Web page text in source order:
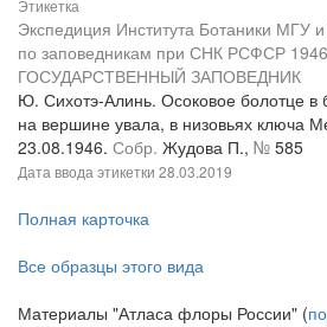
Этикетка
Экспедиция Института Ботаники МГУ
по заповедникам при СНК РСФСР
ГОСУДАРСТВЕННЫЙ ЗАПОВЕДНИК
Ю. Сихотэ-Алинь. Осоковое болотце в
на вершине увала, в низовьях ключа
23.08.1946. Собр. Жудова П., № 585
Дата ввода этикетки 28.03.2019
Полная карточка
Все образцы этого вида
Материалы "Атласа флоры России" (